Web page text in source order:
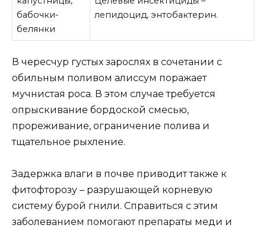
бабочки-
белянки
лепидоцид, энтобактерин.
В чересчур густых зарослях в сочетании с
обильным поливом алиссум поражает
мучнистая роса. В этом случае требуется
опрыскивание бордоской смесью,
прореживание, ограничение полива и
тщательное рыхление.
Задержка влаги в почве приводит также к
фитофторозу – разрушающей корневую
систему бурой гнили. Справиться с этим
заболеванием помогают препараты меди и